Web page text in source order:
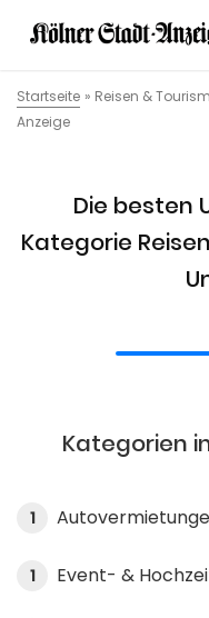
Startseite » Reisen &
Anzeige
Die besten
Kategorie
Kategorien
1
1 Event- &